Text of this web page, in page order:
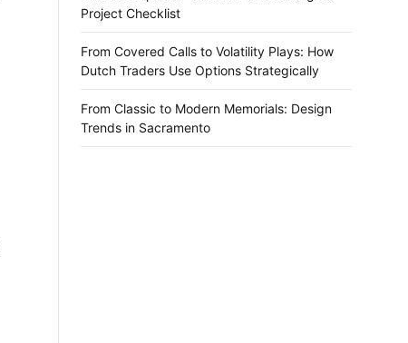
Project Checklist
From Covered Calls to Volatility Plays: How
Dutch Traders Use Options Strategically
From Classic to Modern Memorials: Design
Trends in Sacramento